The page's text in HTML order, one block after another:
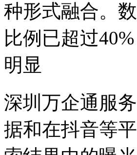
种形式融合。
比例已超过
明显
深圳万企通服
据和在抖音等